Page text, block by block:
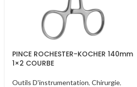
PINCE ROCHESTER-KOCHER 140mm
1×2 COURBE
Outils D'instrumentation, Chirurgie,